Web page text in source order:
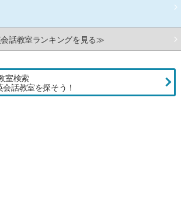
話教室ランキングを見る≫
室検索
話教室を探そう！